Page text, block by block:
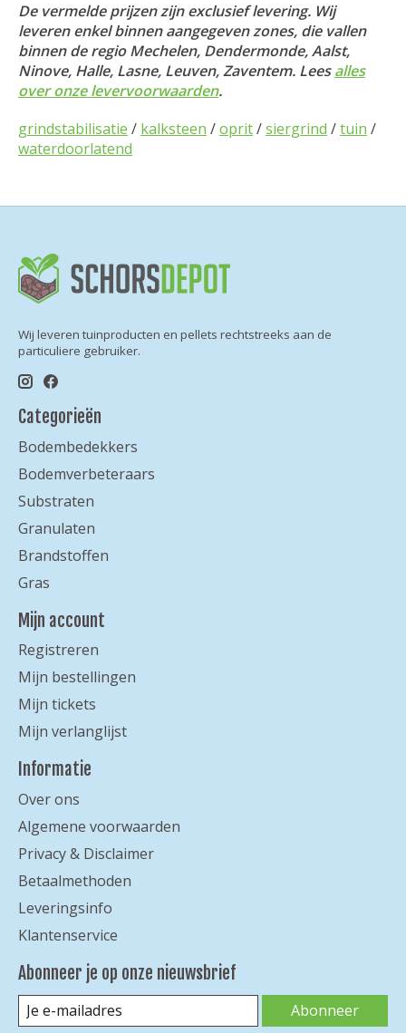
De vermelde prijzen zijn exclusief levering. Wij
leveren enkel binnen aangegeven zones, die vallen
binnen de regio Mechelen, Dendermonde, Aalst,
Ninove, Halle, Lasne, Leuven, Zaventem. Leesalles
over onze levervoorwaarden.
grindstabilisatie / kalksteen /oprit/siergrind /tuin /
waterdoorlatend
Wij leveren tuinproducten en pellets rechtstreeks aan de
particuliere gebruiker.
Categorieën
Bodembedekkers
Bodemverbeteraars
Substraten
Granulaten
Brandstoffen
Gras
Mijn account
Registreren
Mijn bestellingen
Mijn tickets
Mijn verlanglijst
Informatie
Over ons
Algemene voorwaarden
Privacy & Disclaimer
Betaalmethoden
Leveringsinfo
Klantenservice
Abonneer je op onze nieuwsbrief
Abonneer